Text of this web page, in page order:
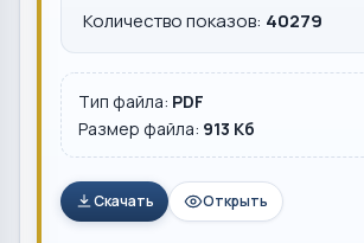
Количество показов: 40279
Тип файла: PDF
Размер файла: 913 Кб
Скачать Открыть